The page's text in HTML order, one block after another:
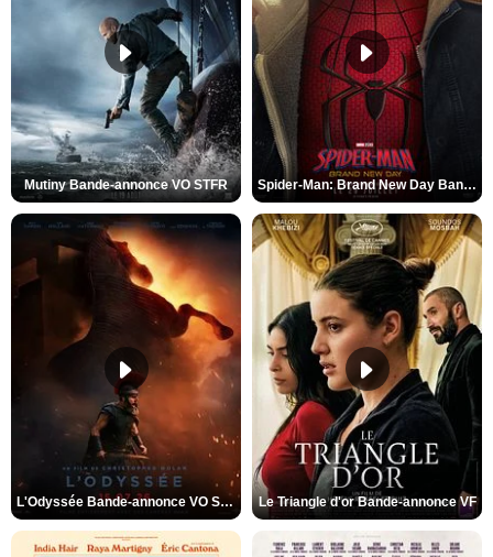
Mutiny Bande-annonce VO STFR Spider-Man: Brand New Day Bande-annonce VO STFR
L'Odyssée Bande-annonce VO STFR Le Triangle d'or Bande-annonce VF